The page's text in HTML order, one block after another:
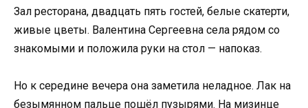
Зал ресторана, двадцать пять гостей, белые скатерти,
живые цветы. Валентина Сергеевна села рядом со
знакомыми и положила руки на стол — напоказ.
Но к середине вечера она заметила неладное. Лак на
безымянном пальце пошёл пузырями. На мизинце